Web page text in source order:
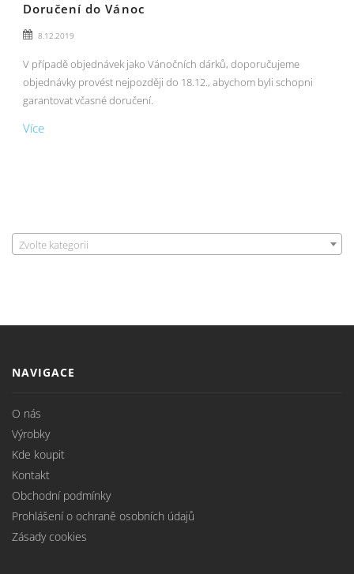
Doručení do Vánoc
8.12.2019
V případě objednávek jako Vánočních dárků, doporučujeme
objednávky provést nejpozději do 18.12., abychom byli schopni
garantovat včasné doručení.
Více
Zvolte kategorii
NAVIGACE
O nás
Výrobky
Kde koupit
Kontakt
Obchodní podmínky
Prohlášení o ochraně osobních údajů
Zásady cookies